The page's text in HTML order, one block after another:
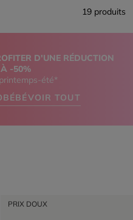
19 produits
D'UNE RÉDUCTION
-50%
été*
BÉBÉVOIR TOUT
PRIX DOUX